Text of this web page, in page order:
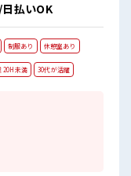
払いOK
制服あり 休憩室あり
20H未満 30代が活躍